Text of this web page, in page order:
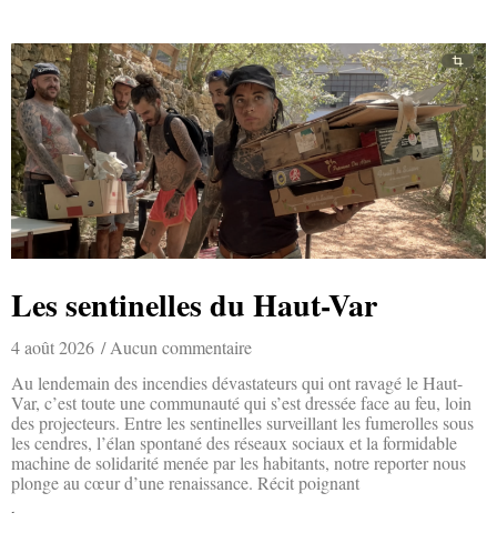
Les sentinelles du Haut-Var
4 août 2026
Aucun commentaire
Au lendemain des incendies dévastateurs qui ont ravagé le Haut-
Var, c’est toute une communauté qui s’est dressée face au feu, loin
des projecteurs. Entre les sentinelles surveillant les fumerolles sous
les cendres, l’élan spontané des réseaux sociaux et la formidable
machine de solidarité menée par les habitants, notre reporter nous
plonge au cœur d’une renaissance. Récit poignant